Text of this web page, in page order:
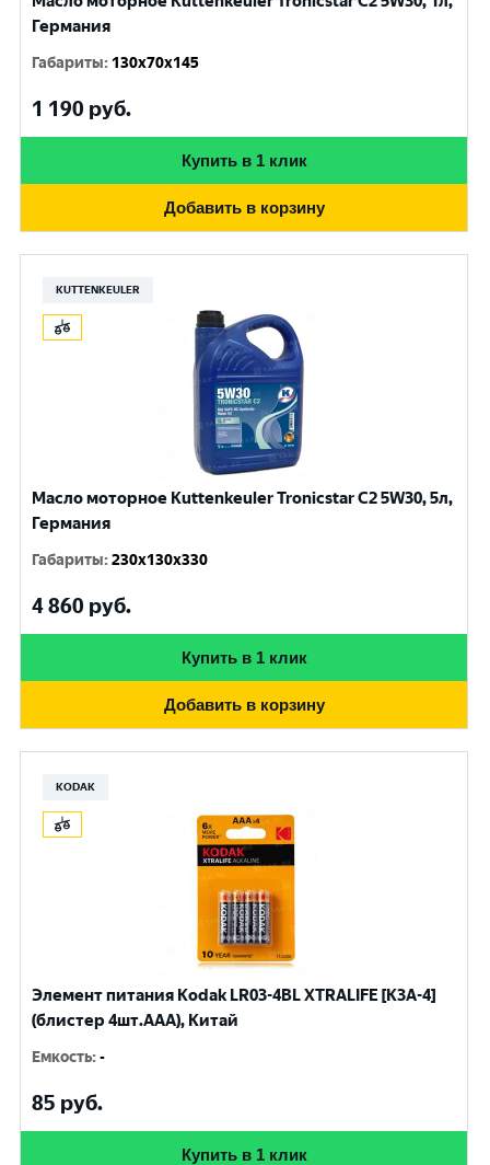
Германия
Габариты: 130x70x145
1 190 руб.
Купить в 1 клик
Добавить в корзину
KUTTENKEULER
Масло моторное Kuttenkeuler Tronicstar C2 5W30, 5л,
Германия
Габариты:230x130x330
4 860 руб.
Купить в 1 клик
Добавить в корзину
KODAK
Элемент питания Kodak LR03-4BL XTRALIFE [K3A-4]
(блистер 4шт.AАА), Китай
Емкость:-
85 руб.
Купить в 1 клик